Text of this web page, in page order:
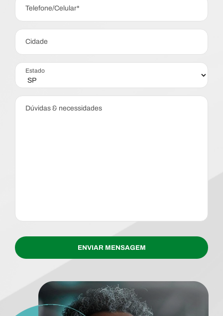
Telefone/Celular*
Cidade
Estado
Dúvidas & necessidades